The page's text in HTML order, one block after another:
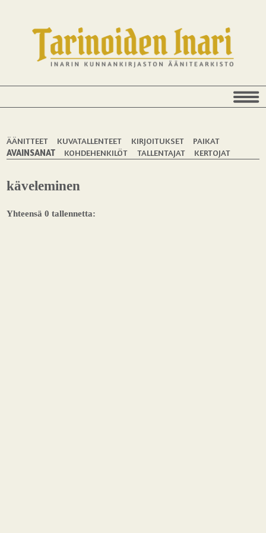
ÄÄNITTEET KUVATALLENTEET KIRJOITUKSET
PAIKAT
AVAINSANAT
KOHDEHENKILÖT TALLENTAJAT KERTOJAT
käveleminen
Yhteensä 0 tallennetta: